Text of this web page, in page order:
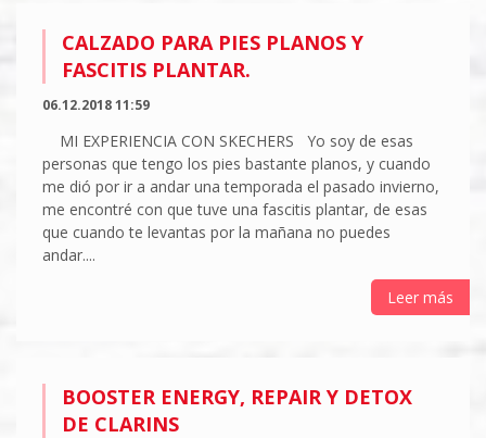
CALZADO PARA PIES PLANOS Y
FASCITIS PLANTAR.
06.12.2018 11:59
MI EXPERIENCIA CON SKECHERS Yo soy de esas
personas que tengo los pies bastante planos, y cuando
me dió por ir a andar una temporada el pasado invierno,
me encontré con que tuve una fascitis plantar, de esas
que cuando te levantas por la mañana no puedes
andar....
Leer más
BOOSTER ENERGY, REPAIR Y DETOX
DE CLARINS